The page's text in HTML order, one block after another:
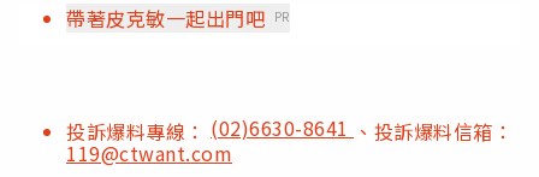
帶著皮克敏一起出門吧 PR
投訴爆料專線： (02)6630-8641 、投訴爆料信箱：
119@ctwant.com